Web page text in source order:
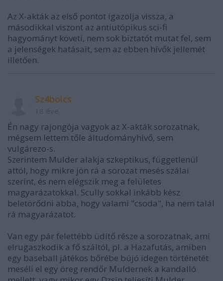
Az X-akták az első pontot igazolja vissza, a
másodikkal viszont az antiutópikus sci-fi
hagyományt követi, nem sok biztatót mutat fel, sem
a jelenségek hatásait, sem az ebben hívők jellemét
illetően.
Sz4bolcs
Én nagy rajongója vagyok az X-akták sorozatnak,
mégsem lettem tőle áltudományhívő, sem
vulgárezo-s.
Szerintem Mulder alakja szkeptikus, függetlenül
attól, hogy mikre jön rá a sorozat mesés szálai
szerint, és nem elégszik meg a felületes
magyarázatokkal. Scully sokkal inkább kész
beletörődni abba, hogy valami "csoda", ha nem talál
rá magyarázatot.
Van egy pár felettébb üdítő része a sorozatnak, ami
elrugaszkodik a fő száltól, pl. a Hazafutás, amiben
egy baseball játékos bőrébe bújó idegen történetét
meséli el egy öreg rendőr Muldernek a kandalló